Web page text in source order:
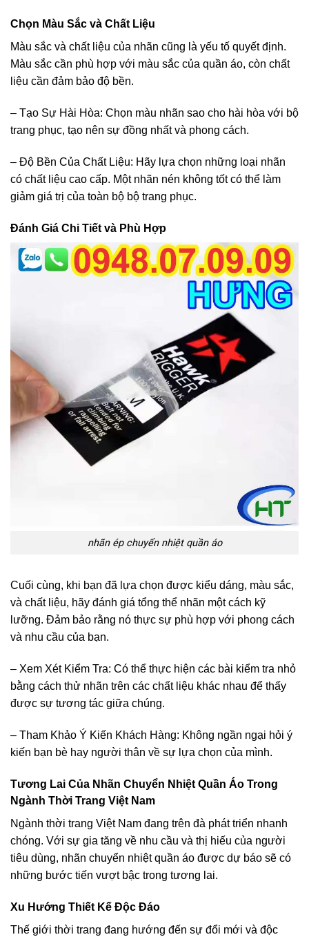
Chọn Màu Sắc và Chất Liệu
Màu sắc và chất liệu của nhãn cũng là yếu tố quyết định.
Màu sắc cần phù hợp với màu sắc của quần áo, còn chất
liệu cần đảm bảo độ bền.
– Tạo Sự Hài Hòa: Chọn màu nhãn sao cho hài hòa với bộ
trang phục, tạo nên sự đồng nhất và phong cách.
– Độ Bền Của Chất Liệu: Hãy lựa chọn những loại nhãn
có chất liệu cao cấp. Một nhãn nén không tốt có thể làm
giảm giá trị của toàn bộ bộ trang phục.
Đánh Giá Chi Tiết và Phù Hợp
nhãn ép chuyển nhiệt quần áo
Cuối cùng, khi bạn đã lựa chọn được kiểu dáng, màu sắc,
và chất liệu, hãy đánh giá tổng thể nhãn một cách kỹ
lưỡng. Đảm bảo rằng nó thực sự phù hợp với phong cách
và nhu cầu của bạn.
– Xem Xét Kiểm Tra: Có thể thực hiện các bài kiểm tra nhỏ
bằng cách thử nhãn trên các chất liệu khác nhau để thấy
được sự tương tác giữa chúng.
– Tham Khảo Ý Kiến Khách Hàng: Không ngần ngại hỏi ý
kiến bạn bè hay người thân về sự lựa chọn của mình.
Tương Lai Của Nhãn Chuyển Nhiệt Quần Áo Trong
Ngành Thời Trang Việt Nam
Ngành thời trang Việt Nam đang trên đà phát triển nhanh
chóng. Với sự gia tăng về nhu cầu và thị hiếu của người
tiêu dùng, nhãn chuyển nhiệt quần áo được dự báo sẽ có
những bước tiến vượt bậc trong tương lai.
Xu Hướng Thiết Kế Độc Đáo
Thế giới thời trang đang hướng đến sự đổi mới và độc